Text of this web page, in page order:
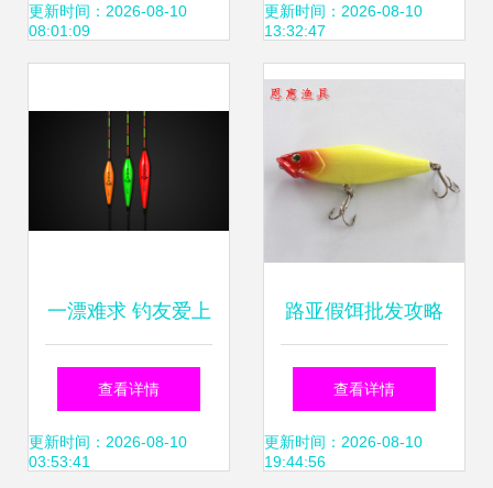
读
更新时间：2026-08-10
08:01:09
竿推荐
更新时间：2026-08-10
13:32:47
一漂难求 钓友爱上
的浮漂，不仅仅是
做个配件那么简单
查看详情
更新时间：2026-08-10
03:53:41
路亚假饵批发攻略
巨帝亚酷马水蛭饵
与仿生硬饵实用解
查看详情
更新时间：2026-08-10
19:44:56